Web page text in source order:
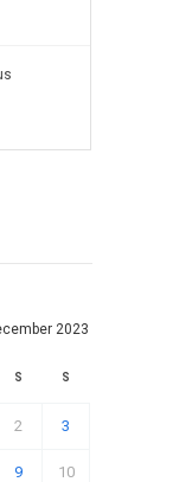
2023
S S
2 3
9 10